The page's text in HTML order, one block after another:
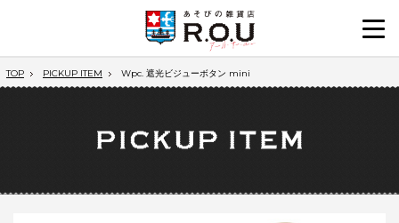
TOP PICKUP ITEM Wpc. 遮光ビジューボタン mini